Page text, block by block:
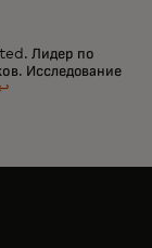
Лидер по
Исследование